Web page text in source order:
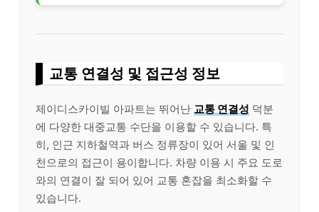
교통 연결성 및 접근성 정보
제이디스카이빌 아파트는 뛰어난 교통 연결성 덕분
에 다양한 대중교통 수단을 이용할 수 있습니다. 특
히, 인근 지하철역과 버스 정류장이 있어 서울 및 인
천으로의 접근이 용이합니다. 차량 이용 시 주요 도로
와의 연결이 잘 되어 있어 교통 혼잡을 최소화할 수
있습니다.